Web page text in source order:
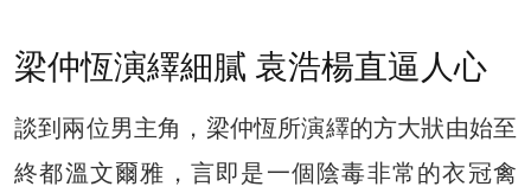
梁仲恆演繹細膩 袁浩楊直逼人心
談到兩位男主角，梁仲恆所演繹的方大狀由始至
終都溫文爾雅，言即是一個陰毒非常的衣冠禽